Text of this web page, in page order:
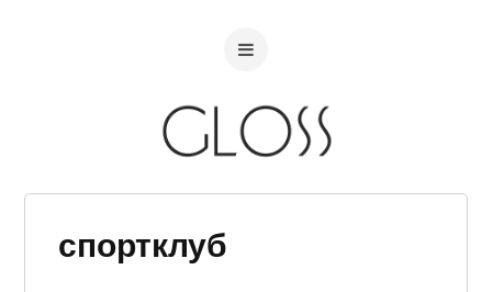
спортклуб